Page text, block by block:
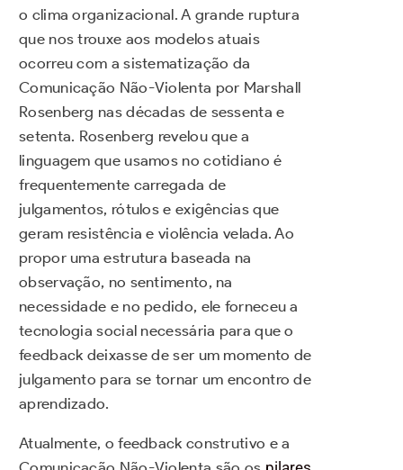
o clima organizacional. A grande ruptura
que nos trouxe aos modelos atuais
ocorreu com a sistematização da
Comunicação Não-Violenta por Marshall
Rosenberg nas décadas de sessenta e
setenta. Rosenberg revelou que a
linguagem que usamos no cotidiano é
frequentemente carregada de
julgamentos, rótulos e exigências que
geram resistência e violência velada. Ao
propor uma estrutura baseada na
observação, no sentimento, na
necessidade e no pedido, ele forneceu a
tecnologia social necessária para que o
feedback deixasse de ser um momento de
julgamento para se tornar um encontro de
aprendizado.
Atualmente, o feedback construtivo e a